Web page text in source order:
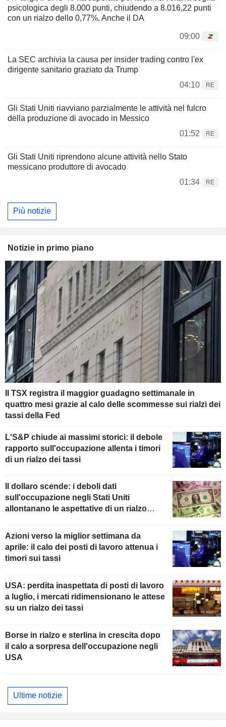
psicologica degli 8.000 punti, chiudendo a 8.016,22 punti
con un rialzo dello 0,77%. Anche il DA
09:00
La SEC archivia la causa per insider trading contro l'ex
dirigente sanitario graziato da Trump
04:10
RE
Gli Stati Uniti riavviano parzialmente le attività nel fulcro
della produzione di avocado in Messico
01:52
RE
Gli Stati Uniti riprendono alcune attività nello Stato
messicano produttore di avocado
01:34
RE
Più notizie
Notizie in primo piano
Il TSX registra il maggior guadagno settimanale in
quattro mesi grazie al calo delle scommesse sui rialzi dei
tassi della Fed
L'S&P chiude ai massimi storici: il debole
rapporto sull'occupazione allenta i timori
di un rialzo dei tassi
Il dollaro scende: i deboli dati
sull'occupazione negli Stati Uniti
allontanano le aspettative di un rialzo
Azioni verso la miglior settimana da
aprile: il calo dei posti di lavoro attenua i
timori sui tassi
USA: perdita inaspettata di posti di lavoro
a luglio, i mercati ridimensionano le attese
su un rialzo dei tassi
Borse in rialzo e sterlina in crescita dopo
il calo a sorpresa dell'occupazione negli
USA
Ultime notizie